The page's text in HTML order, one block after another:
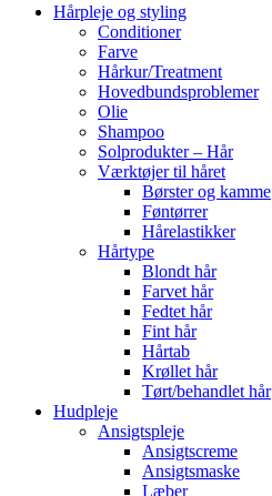
Hårpleje og styling
Conditioner
Farve
Hårkur/Treatment
Hovedbundsproblemer
Olie
Shampoo
Solprodukter – Hår
Værktøjer til håret
Børster og kamme
Føntørrer
Hårelastikker
Hårtype
Blondt hår
Farvet hår
Fedtet hår
Fint hår
Hårtab
Krøllet hår
Tørt/behandlet hår
Hudpleje
Ansigtspleje
Ansigtscreme
Ansigtsmaske
Læber